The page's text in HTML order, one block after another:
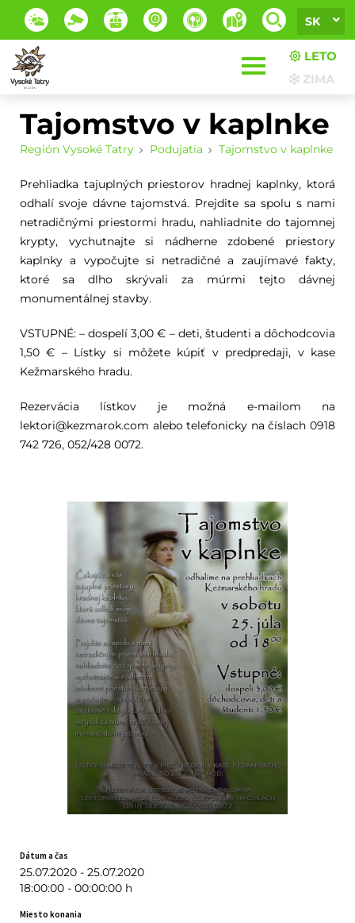
SK
LETO
ZIMA
Tajomstvo v kaplnke
Región Vysoké Tatry Podujatia Tajomstvo v kaplnke
Prehliadka tajuplných priestorov hradnej kaplnky, ktorá
odhalí svoje dávne tajomstvá. Prejdite sa spolu s nami
netradičnými priestormi hradu, nahliadnite do tajomnej
krypty, vychutnajte si nádherne zdobené priestory
kaplnky a vypočujte si netradičné a zaujímavé fakty,
ktoré sa dlho skrývali za múrmi tejto dávnej
monumentálnej stavby.
VSTUPNÉ: – dospelí 3,00 € – deti, študenti a dôchodcovia
1,50 € – Lístky si môžete kúpiť v predpredaji, v kase
Kežmarského hradu.
Rezervácia lístkov je možná e-mailom na
lektori@kezmarok.com alebo telefonicky na číslach 0918
742 726, 052/428 0072.
Dátum a čas
25.07.2020 - 25.07.2020
18:00:00 - 00:00:00 h
Miesto konania